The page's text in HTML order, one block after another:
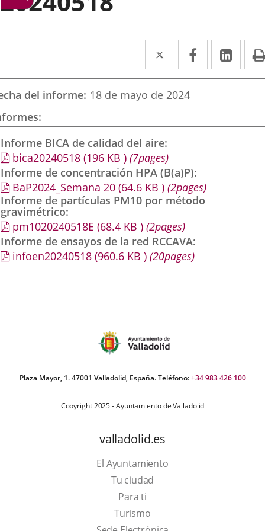
Twitter
Enlace
a
una
externa.
Facebook
Enlace
a
externa.
a
del informe 18 de mayo de 2024
Informe BICA de calidad del aire
bica20240518 (196 KB ) (7pages)
Informe de concentración HPA (B(a)P)
BaP2024_Semana 20 (64.6 KB ) (2pages)
Informe de partículas PM10 por método
gravimétrico
pm1020240518E (68.4 KB ) (2pages)
Informe de ensayos de la red RCCAVA
infoen20240518 (960.6 KB ) (20pages)
Plaza Mayor, 1. 47001 Valladolid, España. Teléfono:+34 983 426 100
Copyright 2025 - Ayuntamiento de Valladolid
valladolid.es
El Ayuntamiento
Tu ciudad
Para ti
TurismoEste